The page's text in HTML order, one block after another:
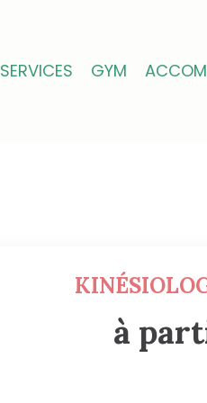
SERVICES GYM
à